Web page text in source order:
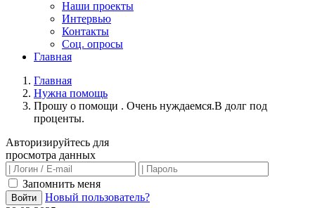
Наши проекты
Интервью
Контакты
Соц. опросы
Главная
Главная
Нужна помощь
Прошу о помощи . Очень нуждаемся.В долг под
проценты.
Авторизируйтесь для
просмотра данных
Запомнить меня
Войти
Новый пользователь?